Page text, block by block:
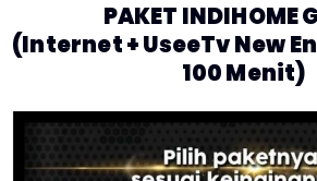
PAKET INDIHOME
(Internet + UseeTv New
100 Menit)